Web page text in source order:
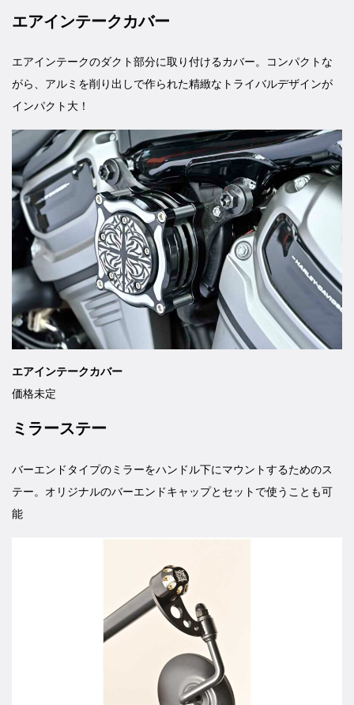
エアインテークカバー
エアインテークのダクト部分に取り付けるカバー。コンパクトな
がら、アルミを削り出しで作られた精緻なトライバルデザインが
インパクト大！
エアインテークカバー
価格未定
ミラーステー
バーエンドタイプのミラーをハンドル下にマウントするためのス
テー。オリジナルのバーエンドキャップとセットで使うことも可
能